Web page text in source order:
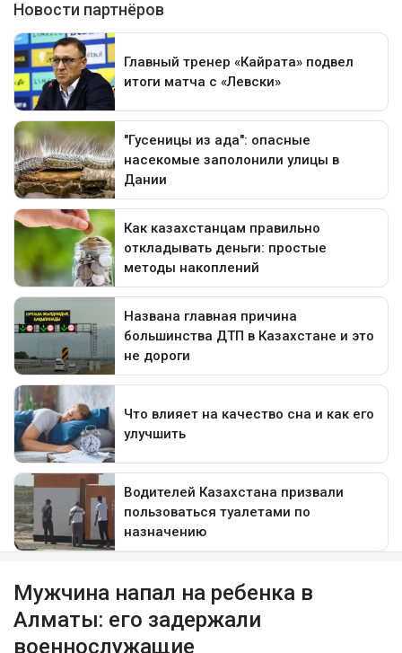
Мужчина напал на ребенка в
Алматы: его задержали
военнослужащие